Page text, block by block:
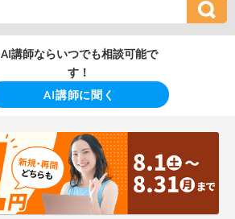
AI講師ならいつでも相談可能で
す！
AI講師に聞く